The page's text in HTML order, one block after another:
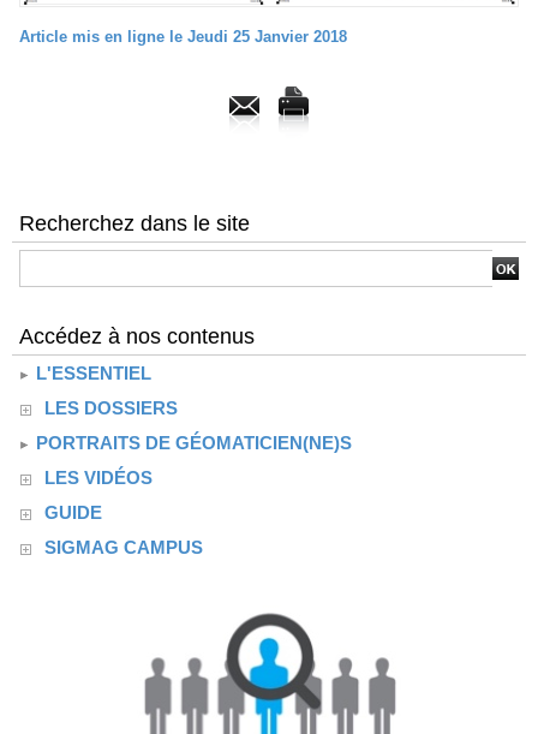
Article mis en ligne le Jeudi 25 Janvier 2018
Recherchez dans le site
Accédez à nos contenus
L'ESSENTIEL
LES DOSSIERS
PORTRAITS DE GÉOMATICIEN(NE)S
LES VIDÉOS
GUIDE
SIGMAG CAMPUS